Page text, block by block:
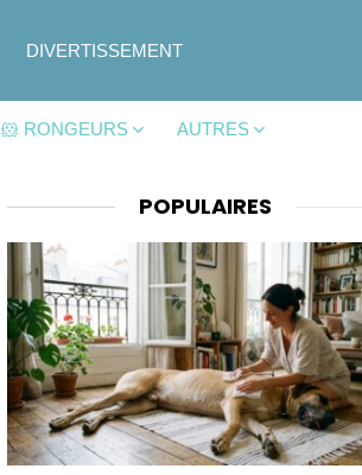
DIVERTISSEMENT
🐹 RONGEURS AUTRES
POPULAIRES